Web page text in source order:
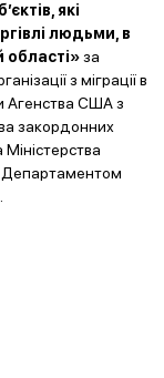
які
людьми, в
області»за
з міграції в
Агенства США з
закордонних
Міністерства
Департаментом